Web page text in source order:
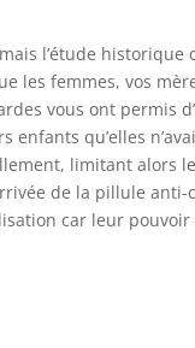
l’étude
les femmes, vos
vous ont permis
qu’elles
limitant alors
de la pillule anti-
car leur